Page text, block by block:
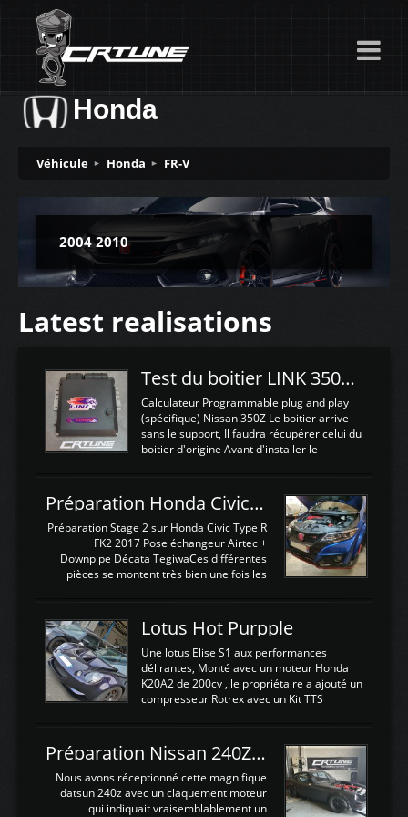
Honda
Véhicule Honda FR-V
2004 2010
Latest realisations
Test du boitier LINK 350Z Plugin ECU
Calculateur Programmable plug and play
(spécifique) Nissan 350Z Le boitier arrive
sans le support, Il faudra récupérer celui du
boitier d'origine Avant d'installer le
d'envoyer l'information de la large bande
dans le boitier. sydney sweeney deepfake
La sortie 0-5V de l'afr sera connectée sur
l'entrée AN Volt 8 et GndAN pour
Analogique, et Volt car l'information est une
tension (Pas une résistance variable d'un
est temps de brancher le ...
Préparation Honda Civic Type R FK2
Préparation Stage 2 sur Honda Civic Type R
FK2 2017 Pose échangeur Airtec +
Downpipe Décata TegiwaCes différentes
pièces se montent très bien une fois les
légere découpe du plastique inferieur,
negénant en rien la structure ou le
fonctionnement du fond plat. Une
reprogrammation Stage 2 est faite sur le
calculateur d'origine. Une alternative
économique au passage sur Hondata
d'origine 310cv et 400Nn , Une fois
reprogrammé et les ...
Lotus Hot Purpple
Une lotus Elise S1 aux performances
délirantes, Monté avec un moteur Honda
K20A2 de 200cv , le propriétaire a ajouté un
compresseur Rotrex avec un Kit TTS
d'augmenter la puissance de son moteur:
un watercooler a été ajouté. 300Cv sans
échangeurLa lotus équipée d'un Hondata
Kpro et d'une large bande pour le réglage
Avantages et inconvénients d'un
Préparation Nissan 240Z SR20DET
Nous avons réceptionné cette magnifique
datsun 240z avec un claquement moteur
qui indiquait vraisemblablement un